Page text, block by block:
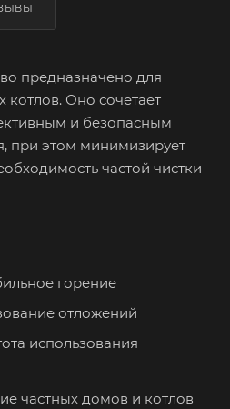
предназначено для
Оно сочетает
и безопасным
при этом минимизирует
частой чистки
горение
отложений
использования
частных домов и котлов